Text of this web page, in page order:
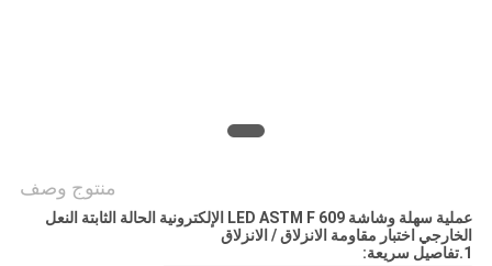
منتوج وصف
عملية سهلة وشاشة LED ASTM F 609 الإلكترونية الحالة الثابتة النعل
الخارجي اختبار مقاومة الانزلاق / الانزلاق
1.تفاصيل سريعة: